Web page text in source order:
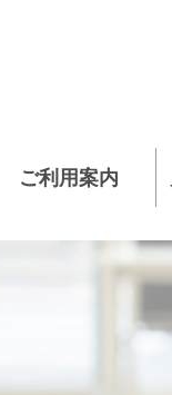
ご利用案内